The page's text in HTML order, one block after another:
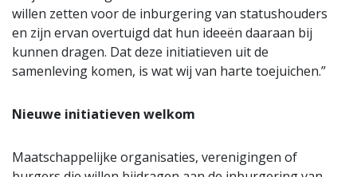
willen zetten voor de inburgering van statushouders
en zijn ervan overtuigd dat hun ideeën daaraan bij
kunnen dragen. Dat deze initiatieven uit de
samenleving komen, is wat wij van harte toejuichen.”
Nieuwe initiatieven welkom
Maatschappelijke organisaties, verenigingen of